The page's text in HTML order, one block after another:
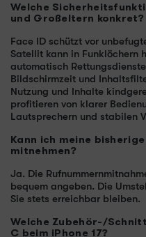
Welche
und Großeltern konkret?
Face ID schützt vor
Satellit kann in Funklöchern
automatisch
Bildschirmzeit und
Nutzung und Inhalte
profitieren von klarer
Lautsprechern und stabilen
Kann ich meine
mitnehmen?
Ja. Die
bequem angeben. Die
Sie stets erreichbar bleiben.
Welche Zubehör-/
C beim iPhone 17?